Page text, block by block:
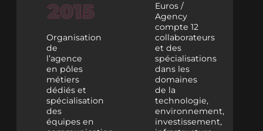
Organisation
de
l’agence
en pôles
métiers
dédiés et
spécialisation
des
équipes en
Euros /
Agency
compte 12
collaborateurs
et des
spécialisations
dans les
domaines
de la
technologie,
environnement,
investissement,